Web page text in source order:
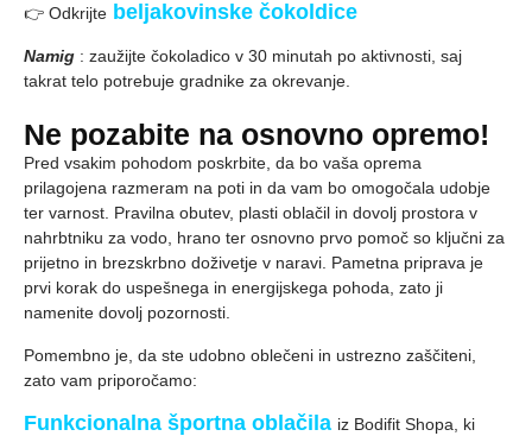
👉 Odkrijte beljakovinske čokoldice
Namig : zaužijte čokoladico v 30 minutah po aktivnosti, saj
takrat telo potrebuje gradnike za okrevanje.
Ne pozabite na osnovno opremo!
Pred vsakim pohodom poskrbite, da bo vaša oprema
prilagojena razmeram na poti in da vam bo omogočala udobje
ter varnost. Pravilna obutev, plasti oblačil in dovolj prostora v
nahrbtniku za vodo, hrano ter osnovno prvo pomoč so ključni za
prijetno in brezskrbno doživetje v naravi. Pametna priprava je
prvi korak do uspešnega in energijskega pohoda, zato ji
namenite dovolj pozornosti.
Pomembno je, da ste udobno oblečeni in ustrezno zaščiteni,
zato vam priporočamo:
Funkcionalna športna oblačila iz Bodifit Shopa, ki